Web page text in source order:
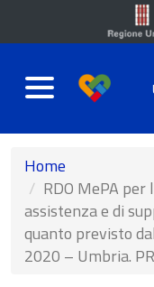
Home
RDO MePA per
assistenza e di
quanto previsto
2020 – Umbria.